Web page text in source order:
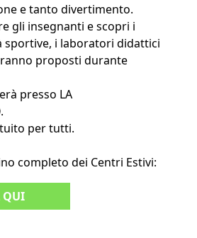
e tanto divertimento.
gli insegnanti e scopri i
sportive, i laboratori didattici
proposti durante
presso LA
per tutti.
completo dei Centri Estivi:
QUI